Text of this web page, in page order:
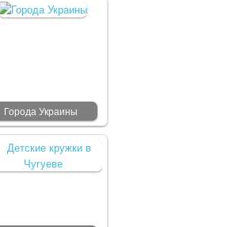
Города Украины